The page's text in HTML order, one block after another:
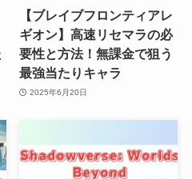
【ブレイブフロンティアレ
ギオン】高速リセマラの必
要性と方法！無課金で狙う
最強当たりキャラ
2025年6月20日